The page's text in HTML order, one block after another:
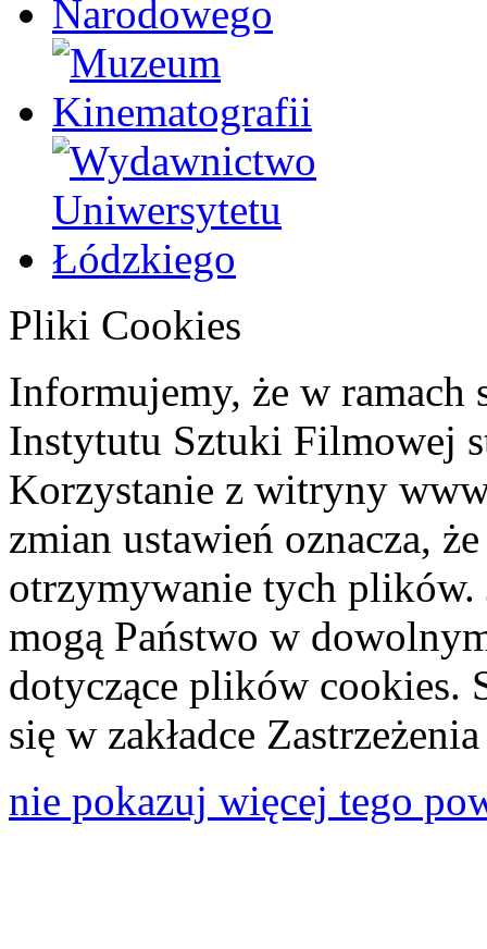
Pliki Cookies
Informujemy, że w ramach
Instytutu Sztuki Filmowej
Korzystanie z witryny
zmian ustawień oznacza,
otrzymywanie tych plików.
mogą Państwo w
dotyczące plików cookies.
się w zakładce
nie pokazuj więcej tego